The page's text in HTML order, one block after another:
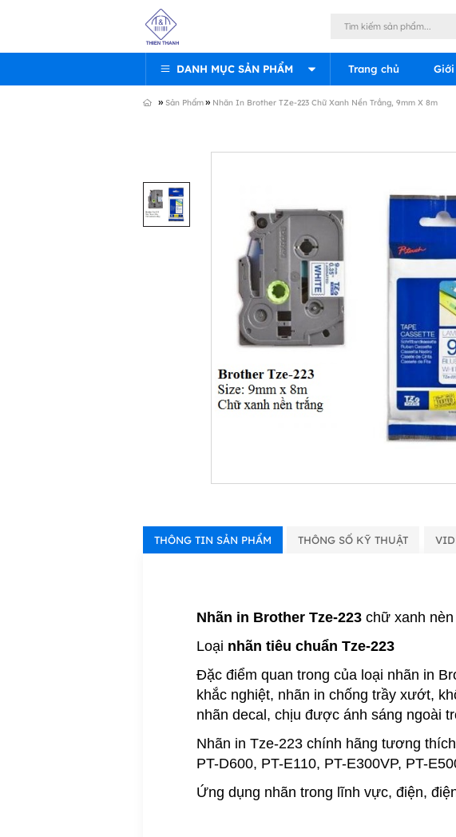
» Sản Phẩm » Nhãn In Brother TZe-223 Chữ Xanh Nền Trắng, 9mm X 8m
DANH MỤC SẢN PHẨM Trang chủ
THÔNG TIN SẢN PHẨM THÔNG SỐ KỸ THUẬT
Nhãn in Brother Tze-223chữ xanh nèn
Loại nhãn tiêu chuẩn Tze-223
Đặc điểm quan trong của loại nhãn in
khắc nghiệt, nhãn in chống trầy xướt,
nhãn decal, chịu được ánh sáng ngoài
Nhãn in Tze-223 chính hãng tương
PT-D600, PT-E110, PT-E300VP, PT-
Ứng dụng nhãn trong lĩnh vực, điện,